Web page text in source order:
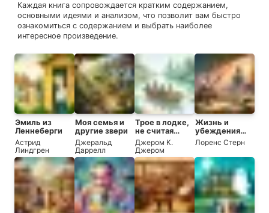
Каждая книга сопровождается кратким содержанием,
основными идеями и анализом, что позволит вам быстро
ознакомиться с содержанием и выбрать наиболее
интересное произведение.
Эмиль из
Леннеберги
Астрид
Линдгрен
Моя семья и
другие звери
Джеральд
Даррелл
Трое в лодке,
не считая
собаки
Джером К.
Джером
Жизнь и
убеждения
Тристрама
Шенди
Лоренс Стерн